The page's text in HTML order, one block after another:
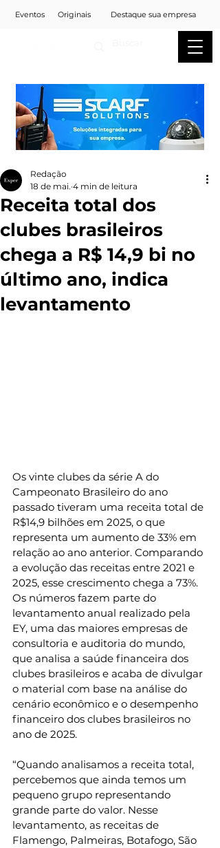
Eventos Originais Destaque sua empresa
Receita total dos
clubes brasileiros
chega a R$ 14,9 bi no
último ano, indica
levantamento
Redação
18 de mai. 4 min de leitura
Os vinte clubes da série A do
Campeonato Brasileiro do ano
passado tiveram uma receita total de
R$14,9 bilhões em 2025, o que
representa um aumento de 33% em
relação ao ano anterior. Comparando
a evolução das receitas entre 2021 e
2025, esse crescimento chega a 73%.
Os números fazem parte do
levantamento anual realizado pela
EY, uma das maiores empresas de
consultoria e auditoria do mundo,
que analisa a saúde financeira dos
clubes brasileiros e acaba de divulgar
o material com base na análise do
cenário econômico e o desempenho
financeiro dos clubes brasileiros no
ano de 2025.
“Quando analisamos a receita total,
percebemos que ainda temos um
pequeno grupo representando
grande parte do valor. Nesse
levantamento, as receitas de
Flamengo, Palmeiras, Botafogo, São